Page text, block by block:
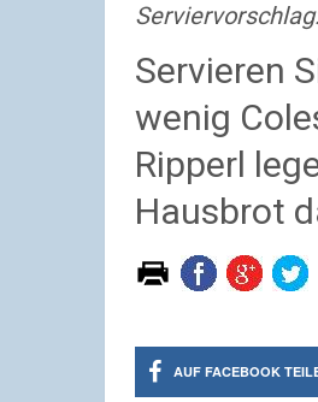
Servieren
wenig
Ripperl
Hausbrot
AUF FACEBOOK